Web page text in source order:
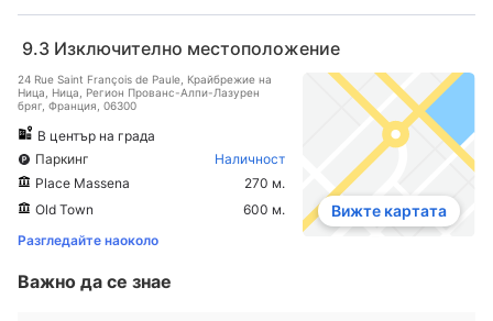
9.3 Изключително местоположение
24 Rue Saint François de Paule, Крайбрежие на
Ница, Ница, Регион Прованс-Алпи-Лазурен
бряг, Франция, 06300
В център на града
Паркинг
Наличност
Place Massena
270 м.
Old Town
600 м.
Разгледайте наоколо
Вижте картата
Важно да се знае